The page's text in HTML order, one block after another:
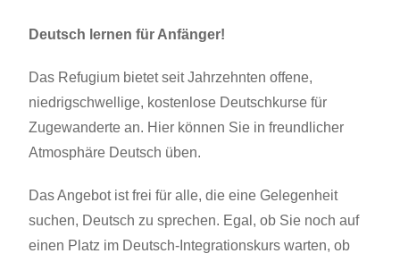
Deutsch lernen für Anfänger!
Das Refugium bietet seit Jahrzehnten offene,
niedrigschwellige, kostenlose Deutschkurse für
Zugewanderte an. Hier können Sie in freundlicher
Atmosphäre Deutsch üben.
Das Angebot ist frei für alle, die eine Gelegenheit
suchen, Deutsch zu sprechen. Egal, ob Sie noch auf
einen Platz im Deutsch-Integrationskurs warten, ob